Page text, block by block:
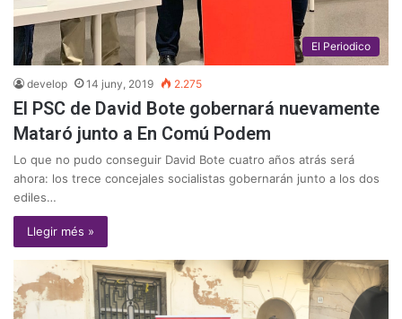
El Periodico
develop 14 juny, 2019 2.275
El PSC de David Bote gobernará nuevamente
Mataró junto a En Comú Podem
Lo que no pudo conseguir David Bote cuatro años atrás será
ahora: los trece concejales socialistas gobernarán junto a los dos
ediles…
Llegir més »